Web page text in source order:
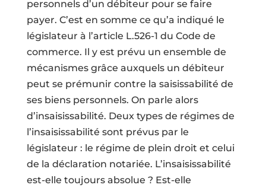
personnels d’un débiteur pour se faire
payer. C’est en somme ce qu’a indiqué le
législateur à l’article L.526-1 du Code de
commerce. Il y est prévu un ensemble de
mécanismes grâce auxquels un débiteur
peut se prémunir contre la saisissabilité de
ses biens personnels. On parle alors
d’insaisissabilité. Deux types de régimes de
l’insaisissabilité sont prévus par le
législateur : le régime de plein droit et celui
de la déclaration notariée. L’insaisissabilité
est-elle toujours absolue ? Est-elle